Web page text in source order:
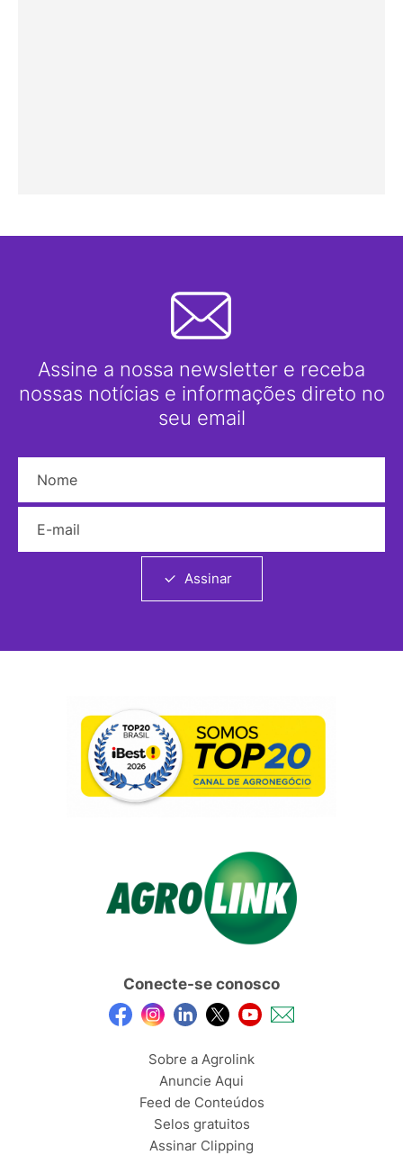
Assine a nossa newsletter e receba
nossas notícias e informações direto no
seu email
Assinar
Conecte-se conosco
Sobre a Agrolink
Anuncie Aqui
Feed de Conteúdos
Selos gratuitos
Assinar Clipping